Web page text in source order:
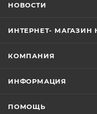
НОВОСТИ
ИНТЕРНЕТ- МАГАЗИН
КОМПАНИЯ
ИНФОРМАЦИЯ
ПОМОЩЬ